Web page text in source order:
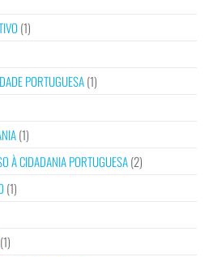
(1)
PORTUGUESA(1)
(1)
À CIDADANIA PORTUGUESA(2)
(1)
(1)